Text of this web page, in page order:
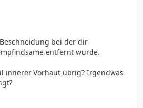
bei der dir
entfernt wurde.
innerer Vorhaut übrig? Irgendwas